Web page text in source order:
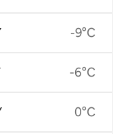
-9°C
-6°C
0°C